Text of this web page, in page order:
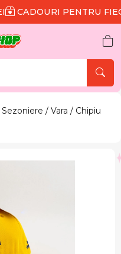
FIECARE
/ Vara / Chipiu